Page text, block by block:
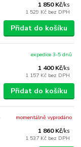
1 850 Kč/ks
1 529 Kč bez DPH
Přidat do košíku
1 400 Kč/ks
1 157 Kč bez DPH
expedice 3-5 dnů
Přidat do košíku
1 860 Kč/ks
1 537 Kč bez DPH
momentálně vyprodáno